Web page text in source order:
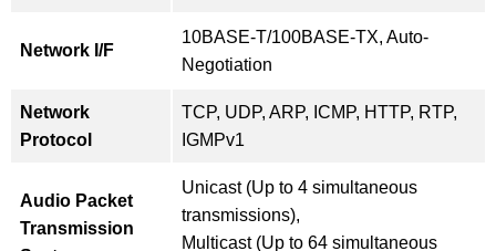
Network I/F
10BASE-T/100BASE-TX, Auto-
Negotiation
Network
Protocol
TCP, UDP, ARP, ICMP, HTTP, RTP,
IGMPv1
Audio Packet
Transmission
Unicast (Up to 4 simultaneous
transmissions),
Multicast (Up to 64 simultaneous